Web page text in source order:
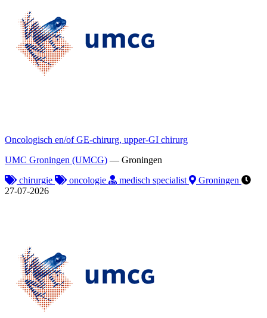
Oncologisch en/of GE-chirurg, upper-GI chirurg
UMC Groningen (UMCG) — Groningen
chirurgie
oncologie medisch specialist
Groningen
27-07-2026